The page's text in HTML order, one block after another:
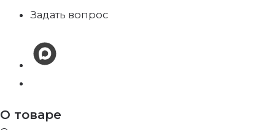
Задать вопрос
О товаре